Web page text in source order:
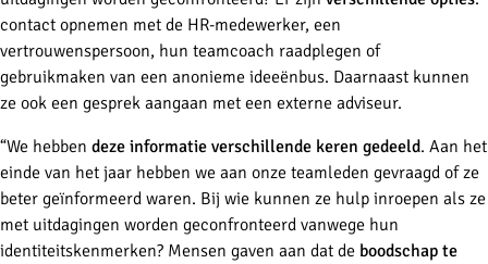
contact opnemen met de HR-medewerker, een
vertrouwenspersoon, hun teamcoach raadplegen of
gebruikmaken van een anonieme ideeënbus. Daarnaast kunnen
ze ook een gesprek aangaan met een externe adviseur.
“We hebben deze informatie verschillende keren gedeeld. Aan het
einde van het jaar hebben we aan onze teamleden gevraagd of ze
beter geïnformeerd waren. Bij wie kunnen ze hulp inroepen als ze
met uitdagingen worden geconfronteerd vanwege hun
identiteitskenmerken? Mensen gaven aan dat de boodschap te